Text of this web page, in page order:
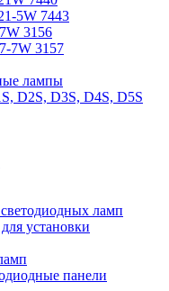
5W 7443
3156
7W 3157
лампы
D2S, D3S, D4S, D5S
ламп
установки
панели